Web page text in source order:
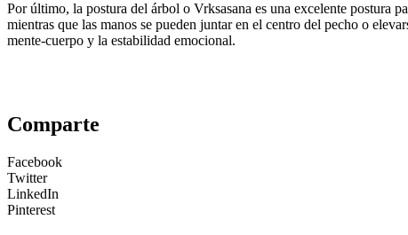
Por último, la postura del árbol o Vrksasana es una excelente postura
mientras que las manos se pueden juntar en el centro del pecho o
mente-cuerpo y la estabilidad emocional.
Comparte
Facebook
Twitter
LinkedIn
Pinterest